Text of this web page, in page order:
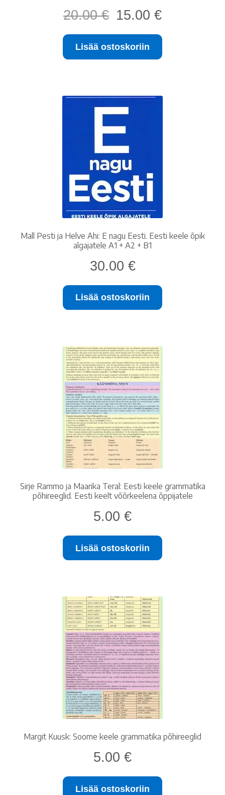
20.00€
Alkuperäinen
hinta
oli:
20.00 €.
15.00 €Nykyinen
on:
Lisää ostoskoriin
Mall Pesti ja Helve Ahi: E nagu Eesti. Eesti keele õpik
algajatele A1 + A2 + B1
30.00 €
Lisää ostoskoriin
Sirje Rammo ja Maarika Teral: Eesti keele grammatika
põhireeglid. Eesti keelt võõrkeelena õppijatele
5.00 €
Lisää ostoskoriin
Margit Kuusk: Soome keele grammatika põhireeglid
5.00 €
Lisää ostoskoriin